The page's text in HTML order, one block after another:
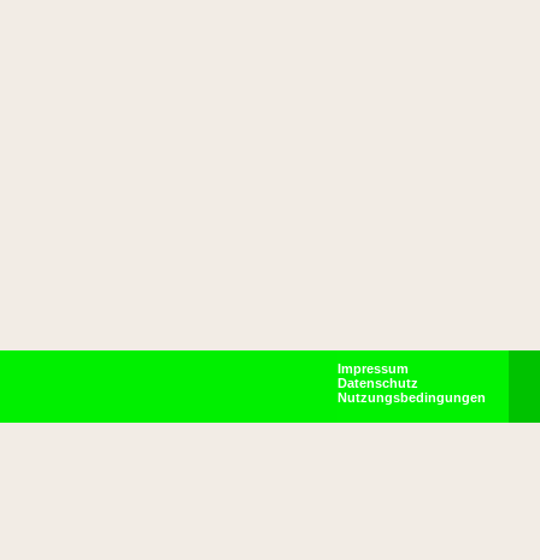
Impressum
Datenschutz
Nutzungsbedingungen